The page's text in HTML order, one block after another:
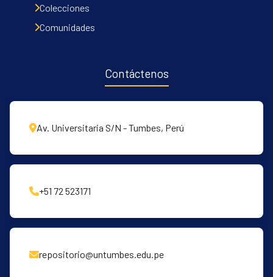
Colecciones
Comunidades
Contáctenos
Av. Universitaria S/N - Tumbes, Perú
+51 72 523171
repositorio@untumbes.edu.pe